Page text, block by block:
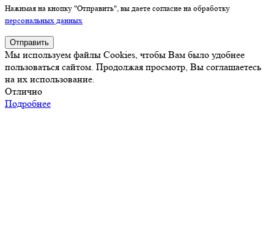
Нажимая на кнопку "Отправить", вы даете согласие на обработку
персональных данных
Отправить
Мы используем файлы Cookies, чтобы Вам было удобнее
пользоваться сайтом. Продолжая просмотр, Вы соглашаетесь
на их использование.
Отлично
Подробнее